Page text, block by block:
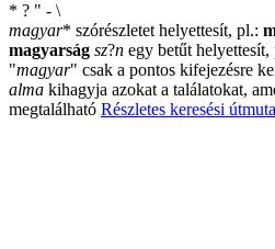
* ? " - \
magyar* szórészletet helyettesít, pl.:
magyarság sz?n egy betűt helyettesít,
"magyar" csak a pontos kifejezésre
alma kihagyja azokat a találatokat,
megtalálható Részletes keresési